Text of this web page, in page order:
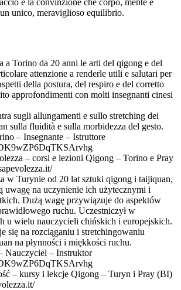
unico, meraviglioso equilibrio.
a Torino da 20 anni le arti del qigong e del
attenzione a renderle utili e salutari per
della postura, del respiro e del corretto
approfondimenti con molti insegnanti cinesi
sugli allungamenti e sullo stretching dei
sulla fluidità e sulla morbidezza del gesto.
– Insegnante – Istruttore
– corsi e lezioni Qigong – Torino e Pray
w Turynie od 20 lat sztuki qigong i taijiquan,
uwagę na uczynienie ich użytecznymi i
Dużą wagę przywiązuje do aspektów
ruchu. Uczestniczył w
u wielu nauczycieli chińskich i europejskich.
się na rozciąganiu i stretchingowaniu
na płynności i miękkości ruchu.
Nauczyciel – Instruktor
– kursy i lekcje Qigong – Turyn i Pray (BI)